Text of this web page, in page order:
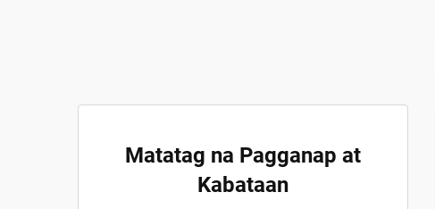
Matatag na Pagganap at
Kabataan